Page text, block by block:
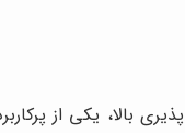
بالا، یکی از